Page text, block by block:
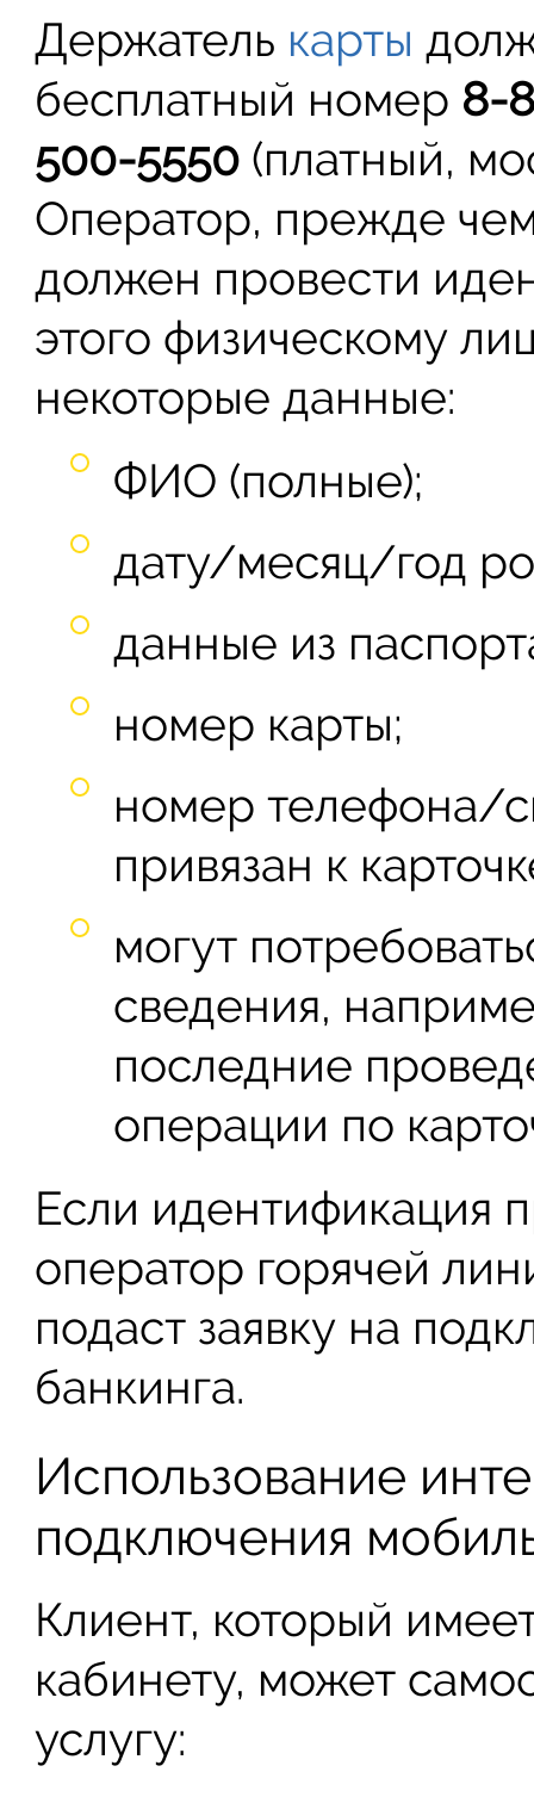
Держатель карты
бесплатный номер 8-
500-5550 (платный,
Оператор, прежде чем
должен провести
этого физическому
некоторые данные:
ФИО (полные);
дату/месяц/год
данные из
номер карты;
номер телефона/
привязан к
могут
сведения,
последние
операции по
Если идентификация
оператор горячей
подаст заявку на
банкинга.
Использование
подключения
Клиент, который
кабинету, может
услугу: